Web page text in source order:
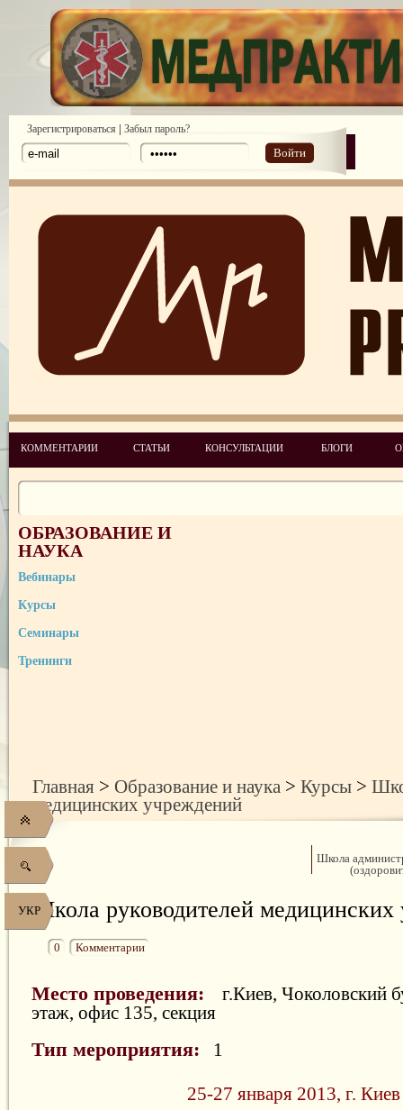
УКР
Зарегистрироваться | Забыл пароль?
Войти
КОММЕНТАРИИ СТАТЬИ КОНСУЛЬТАЦИИ БЛОГИ
Школа администраторов медицинских (оздоровительных)
Школа специалистов по качеству медицинского обслуживания
Школа главных медицинских сестер
ОБРАЗОВАНИЕ И
НАУКА
Вебинары
Курсы
Семинары
Тренинги
Главная > Образование и наука > Курсы >
медицинских учреждений
Школа
Школа руководителей медицинских
0 Комментарии
Место проведения: г.Киев, Чоколовский
этаж, офис 135, секция
Тип мероприятия: 1
25-27 января 2013, г. Киев